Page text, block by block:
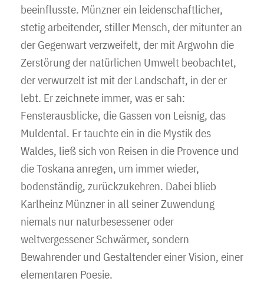
beeinflusste. Münzner ein leidenschaftlicher,
stetig arbeitender, stiller Mensch, der mitunter an
der Gegenwart verzweifelt, der mit Argwohn die
Zerstörung der natürlichen Umwelt beobachtet,
der verwurzelt ist mit der Landschaft, in der er
lebt. Er zeichnete immer, was er sah:
Fensterausblicke, die Gassen von Leisnig, das
Muldental. Er tauchte ein in die Mystik des
Waldes, ließ sich von Reisen in die Provence und
die Toskana anregen, um immer wieder,
bodenständig, zurückzukehren. Dabei blieb
Karlheinz Münzner in all seiner Zuwendung
niemals nur naturbesessener oder
weltvergessener Schwärmer, sondern
Bewahrender und Gestaltender einer Vision, einer
elementaren Poesie.